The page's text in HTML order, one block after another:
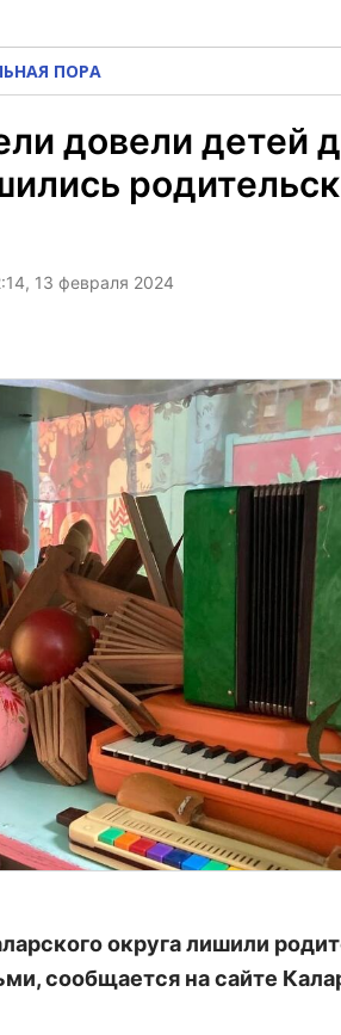
ПОРА
довели детей
13 февраля 2024
округа лишили
сообщается на сайте